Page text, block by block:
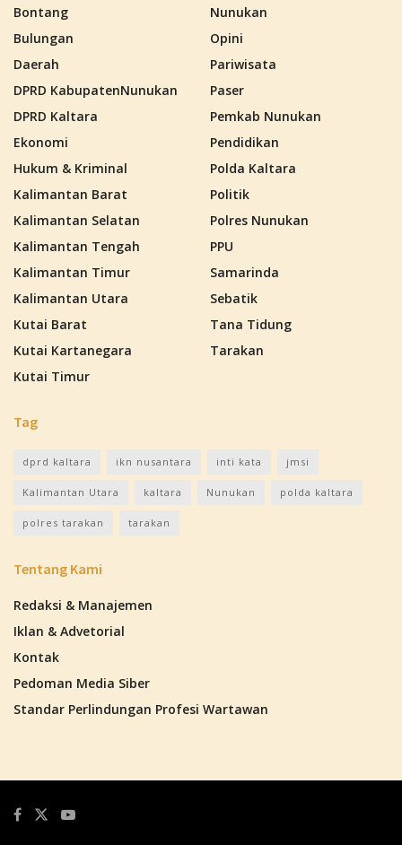
Bontang
Bulungan
Daerah
DPRD KabupatenNunukan
DPRD Kaltara
Ekonomi
Hukum & Kriminal
Kalimantan Barat
Kalimantan Selatan
Kalimantan Tengah
Kalimantan Timur
Kalimantan Utara
Kutai Barat
Kutai Kartanegara
Kutai Timur
Nunukan
Opini
Pariwisata
Paser
Pemkab Nunukan
Pendidikan
Polda Kaltara
Politik
Polres Nunukan
PPU
Samarinda
Sebatik
Tana Tidung
Tarakan
Tag
dprd kaltara ikn nusantara inti kata jmsi
Kalimantan Utara kaltara Nunukan polda kaltara
polres tarakan tarakan
Tentang Kami
Redaksi & Manajemen
Iklan & Advetorial
Kontak
Pedoman Media Siber
Standar Perlindungan Profesi Wartawan